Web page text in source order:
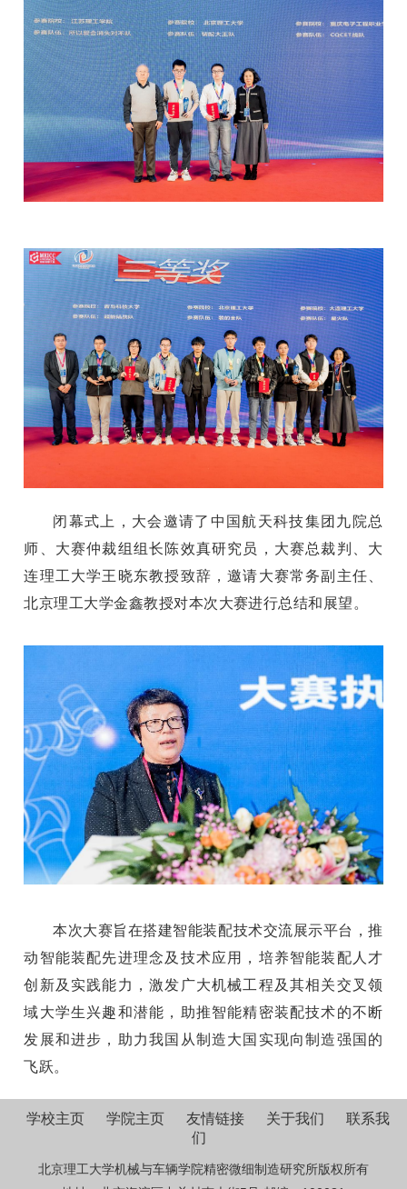
闭幕式上， 大会邀请了中国航天科技集团九院总
师、大赛仲裁组组长陈效真研究员，大赛总裁判、大
连理工大学王晓东教授致辞 ，邀请大赛常务副主任、
北京理工大学金鑫教授对本次大赛进行总结和展望。
本次大赛旨在搭建智能装配技术交流展示平台，推
动智能装配先进理念及技术应用，培养智能装配人才
创新及实践能力，激发广大机械工程及其相关交叉领
域大学生兴趣和潜能，助推智能精密装配技术的不断
发展和进步，助力我国从制造大国实现向制造强国的
飞跃。
学校主页 学院主页 友情链接 关于我们
联系我
们
北京理工大学机械与车辆学院精密微细制造研究所版权所有